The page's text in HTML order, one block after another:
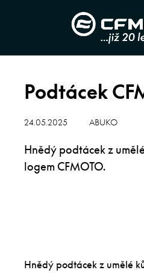
Podtácek
24.05.2025 ABUKO
Hnědý podtácek z
logem CFMOTO.
Hnědý podtácek z umělé